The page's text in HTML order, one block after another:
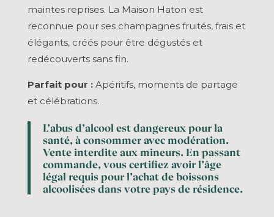
maintes reprises. La Maison Haton est
reconnue pour ses champagnes fruités, frais et
élégants, créés pour être dégustés et
redécouverts sans fin.
Parfait pour :Apéritifs, moments de partage
et célébrations.
L’abus d’alcool est dangereux pour la
santé, à consommer avec modération.
Vente interdite aux mineurs. En passant
commande, vous certifiez avoir l’âge
légal requis pour l’achat de boissons
alcoolisées dans votre pays de résidence.